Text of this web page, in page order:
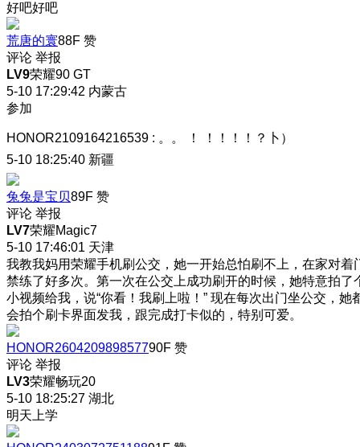
好吧好吧
荒唐的寰88F 赞
评论 举报
LV9荣耀90 GT
5-10 17:29:42 内蒙古
参加
HONOR2109164216539 : 。。 ！ ！！！！？卜）
5-10 18:25:40 新疆
兔兔是宝贝89F 赞
评论 举报
LV7荣耀Magic7
5-10 17:46:01 天津
我教我妈用荣耀手机刷公交，她一开始总怕刷不上，在家对着
禁练了好多次。第一次在公交上成功刷开的时候，她特意拍了
小视频给我，说“你看！我刷上啦！” 现在每次出门坐公交，她
会拍个刷卡界面发我，跟完成打卡似的，特别可爱。
HONOR260420989857790F 赞
评论 举报
LV3荣耀畅玩20
5-10 18:25:27 湖北
明天上学